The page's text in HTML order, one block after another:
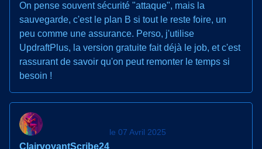
On pense souvent sécurité "attaque", mais la
sauvegarde, c'est le plan B si tout le reste foire, un
peu comme une assurance. Perso, j'utilise
UpdraftPlus, la version gratuite fait déjà le job, et c'est
rassurant de savoir qu'on peut remonter le temps si
besoin !
ClairvoyantScribe24
le 07 Avril 2025